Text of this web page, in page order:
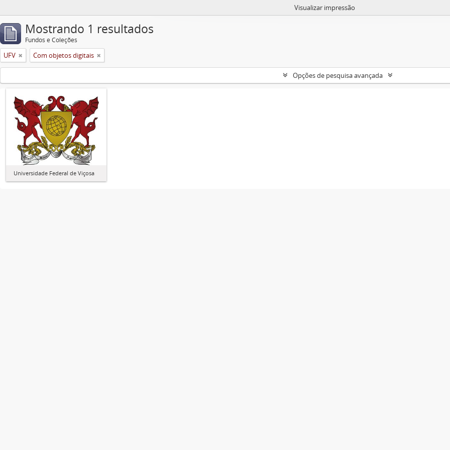
Visualizar impressão
Mostrando 1 resultados
Fundos e Coleções
UFV Com objetos digitais
Opções de pesquisa avançada
Universidade Federal de Viçosa